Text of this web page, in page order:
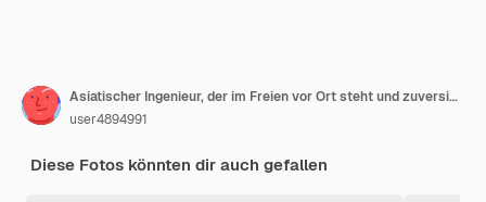
Asiatischer Ingenieur, der im Freien vor Ort steht und zuversichtlich ist, Ingenieurbau, glücklicher Joberfolg bei der Zielplanung
user4894991
Diese Fotos könnten dir auch gefallen